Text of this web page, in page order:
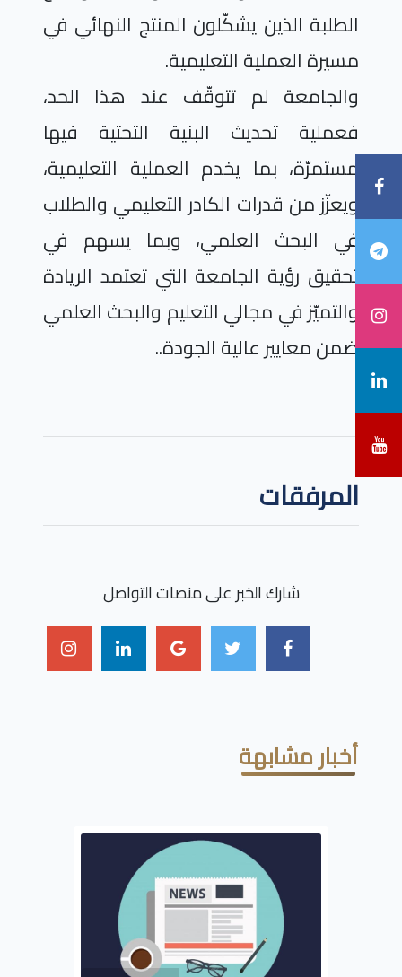
الطلبة الذين يشكّلون المنتج النهائي في
مسيرة العملية التعليمية.
والجامعة لم تتوقّف عند هذا الحد،
فعملية تحديث البنية التحتية فيها
مستمرّة، بما يخدم العملية التعليمية،
ويعزّز من قدرات الكادر التعليمي والطلاب
في البحث العلمي، وبما يسهم في
تحقيق رؤية الجامعة التي تعتمد الريادة
والتميّز في مجالي التعليم والبحث العلمي
ضمن معايير عالية الجودة..
المرفقات
شارك الخبر على منصات التواصل
أخبار مشابهة